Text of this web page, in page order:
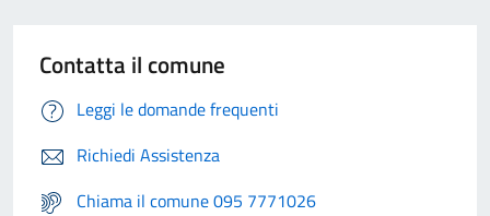
Contatta il comune
Leggi le domande frequenti
Richiedi Assistenza
Chiama il comune 095 7771026